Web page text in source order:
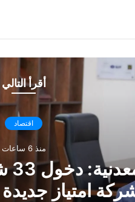
أقرأ التالي
اقتصاد
منذ 6 ساعات
امتياز